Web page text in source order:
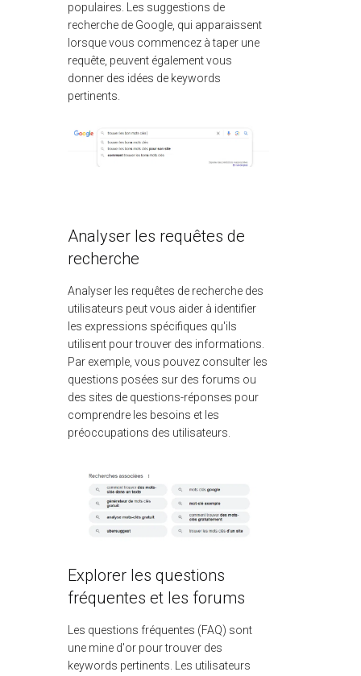
populaires. Les suggestions de
recherche de Google, qui apparaissent
lorsque vous commencez à taper une
requête, peuvent également vous
donner des idées de keywords
pertinents.
Analyser les requêtes de
recherche
Analyser les requêtes de recherche des
utilisateurs peut vous aider à identifier
les expressions spécifiques qu'ils
utilisent pour trouver des informations.
Par exemple, vous pouvez consulter les
questions posées sur des forums ou
des sites de questions-réponses pour
comprendre les besoins et les
préoccupations des utilisateurs.
Explorer les questions
fréquentes et les forums
Les questions fréquentes (FAQ) sont
une mine d'or pour trouver des
keywords pertinents. Les utilisateurs